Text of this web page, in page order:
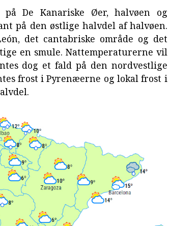
De Kanariske Øer, halvøen og
på den østlige halvdel af halvøen.
det cantabriske område og det
en smule. Nattemperaturerne vil
dog et fald på den nordvestlige
frost i Pyrenæerne og lokal frost i